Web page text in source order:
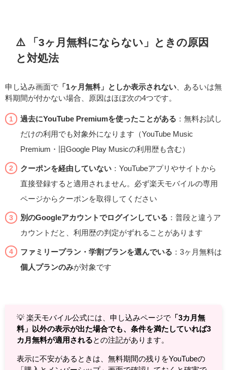
⚠️ 「3ヶ月無料にならない」ときの原因
と対処法
申し込み画面で 「1ヶ月無料」としか表示されない 、あるいは無
料期間が付かない場合、原因はほぼ次の4つです。
過去にYouTube Premiumを使ったことがある ：無料お試し
だけの利用でも対象外になります（YouTube Music
Premium・旧Google Play Musicの利用歴も含む）
クーポンを経由していない ：YouTubeアプリやサイトから
直接登録すると適用されません。必ず楽天モバイルの専用
ページからクーポンを取得してください
別のGoogleアカウントでログインしている ：普段と違うア
カウントだと、利用歴の判定がずれることがあります
ファミリープラン・学割プランを選んでいる ：3ヶ月無料は
個人プランのみが対象です
💡 楽天モバイル公式には、申し込みページで「3カ月無
料」以外の表示が出た場合でも、条件を満たしていれば3
カ月無料が適用される との注記があります。
表示に不安があるときは、無料期間の残りをYouTubeの